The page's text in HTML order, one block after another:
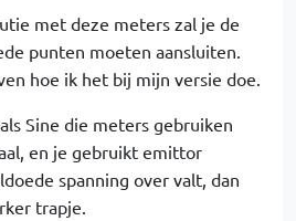
met deze meters zal je de
punten moeten aansluiten.
hoe ik het bij mijn versie doe.
Sine die meters gebruiken
en je gebruikt emittor
spanning over valt, dan
trapje.